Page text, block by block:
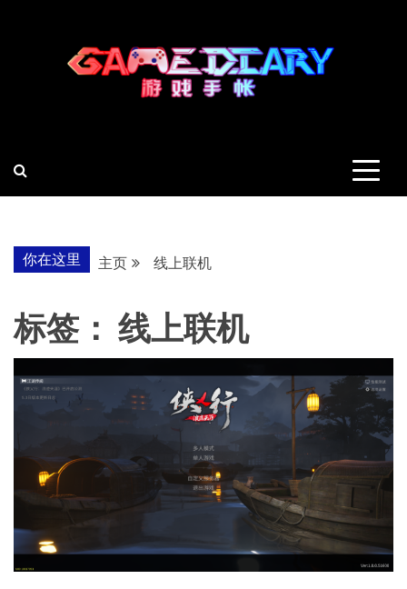
你在这里 主页 线上联机
标签： 线上联机